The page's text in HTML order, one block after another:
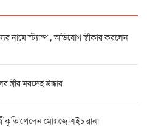
নামে স্ট্যাম্প , অভিযোগ স্বীকার করলেন
স্ত্রীর মরদেহ উদ্ধার
পেলেন মোঃ জে এইচ রানা